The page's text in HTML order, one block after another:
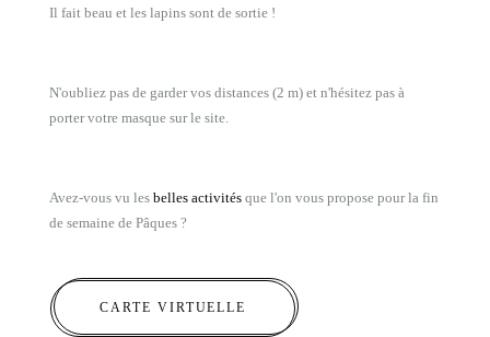
Il fait beau et les lapins sont de sortie !
N'oubliez pas de garder vos distances (2 m) et n'hésitez pas à
porter votre masque sur le site.
Avez-vous vu les belles activités que l'on vous propose pour la fin
de semaine de Pâques ?
CARTE VIRTUELLE